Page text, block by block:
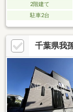
2階建て
駐車2台
千葉県我